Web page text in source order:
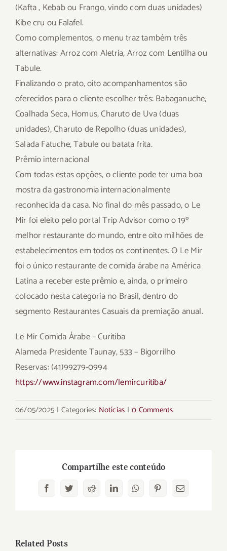
(Kafta , Kebab ou Frango, vindo com duas unidades)
Kibe cru ou Falafel.
Como complementos, o menu traz também três
alternativas: Arroz com Aletria, Arroz com Lentilha ou
Tabule.
Finalizando o prato, oito acompanhamentos são
oferecidos para o cliente escolher três: Babaganuche,
Coalhada Seca, Homus, Charuto de Uva (duas
unidades), Charuto de Repolho (duas unidades),
Salada Fatuche, Tabule ou batata frita.
Prêmio internacional
Com todas estas opções, o cliente pode ter uma boa
mostra da gastronomia internacionalmente
reconhecida da casa. No final do mês passado, o Le
Mir foi eleito pelo portal Trip Advisor como o 19º
melhor restaurante do mundo, entre oito milhões de
estabelecimentos em todos os continentes. O Le Mir
foi o único restaurante de comida árabe na América
Latina a receber este prêmio e, ainda, o primeiro
colocado nesta categoria no Brasil, dentro do
segmento Restaurantes Casuais da premiação anual.
Le Mir Comida Árabe – Curitiba
Alameda Presidente Taunay, 533 – Bigorrilho
Reservas: (41)99279-0994
https://www.instagram.com/lemircuritiba/
06/05/2025 | Categories: Notícias | 0 Comments
Compartilhe este conteúdo
FacebookTwitterRedditLinkedInWhatsAppPinterestEmail
Related Posts